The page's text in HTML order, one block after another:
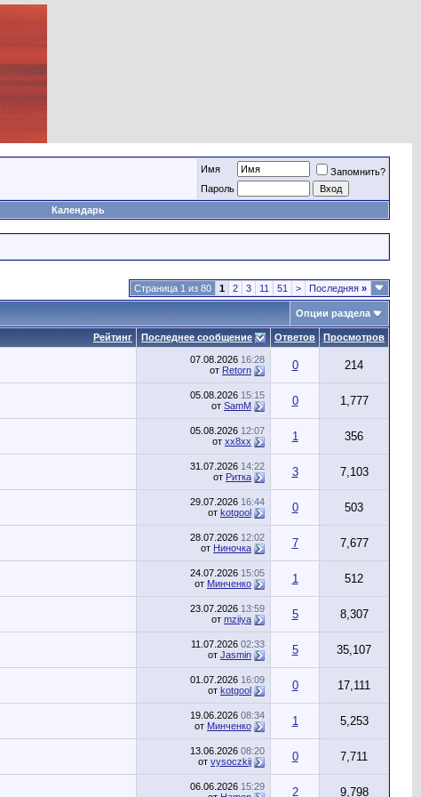
Имя
Запомнить?
Пароль
Календарь
Страница 1 из 80 1 2 3 11 51 > Последняя »
Опции раздела
Рейтинг Последнее сообщение Ответов Просмотров
07.08.2026 16:28
от Retorn 0 214
05.08.2026 15:15
от SamM 0 1,777
05.08.2026 12:07
от хх8хх 1 356
31.07.2026 14:22
от Ритка 3 7,103
29.07.2026 16:44
от kotgool 0 503
28.07.2026 12:02
от Ниночка 7 7,677
24.07.2026 15:05
от Минченко 1 512
23.07.2026 13:59
от mziiya 5 8,307
11.07.2026 02:33
от Jasmin 5 35,107
01.07.2026 16:09
от kotgool 0 17,111
19.06.2026 08:34
от Минченко 1 5,253
13.06.2026 08:20
от vysoczkij 0 7,711
06.06.2026 15:29
2 9,798